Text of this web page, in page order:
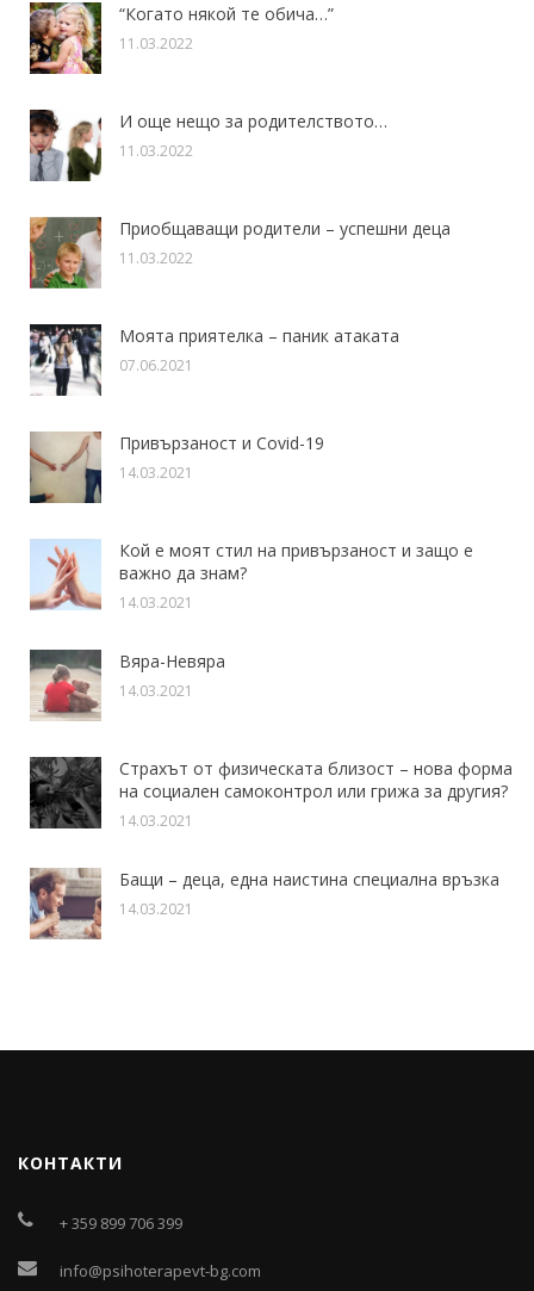
“Когато някой те обича…”
11.03.2022
И още нещо за родителството…
11.03.2022
Приобщаващи родители – успешни деца
11.03.2022
Моята приятелка – паник атаката
07.06.2021
Привързаност и Covid-19
14.03.2021
Кой е моят стил на привързаност и защо е
важно да знам?
14.03.2021
Вяра-Невяра
14.03.2021
Страхът от физическата близост – нова форма
на социален самоконтрол или грижа за другия?
14.03.2021
Бащи – деца, една наистина специална връзка
14.03.2021
КОНТАКТИ
+ 359 899 706 399
info@psihoterapevt-bg.com